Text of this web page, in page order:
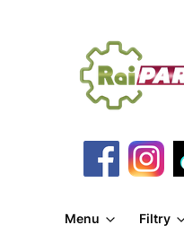
Menu Filtry